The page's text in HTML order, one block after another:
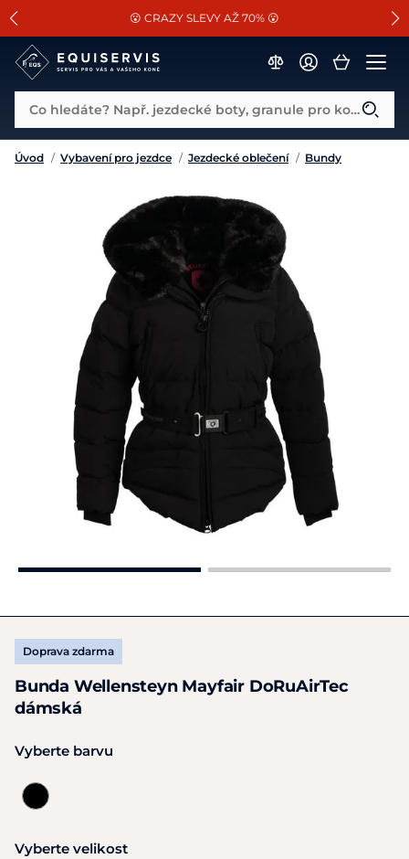
SLEVA 13% na vše od Cassini!
😮 CRAZY SLEVY AŽ 70% 😮
📐Pasování a doplňky k vybraným sedlům ZDARMA 🐴
Co hledáte? Např. jezdecké boty, granule pro koně...
Úvod / Vybavení pro jezdce / Jezdecké oblečení / Bundy
Doprava zdarma
Bunda Wellensteyn Mayfair DoRuAirTec
dámská
Vyberte barvu
Vyberte velikost